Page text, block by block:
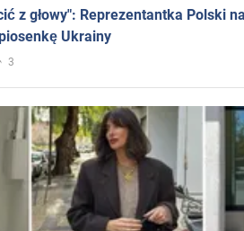
z głowy": Reprezentantka Polski
Ukrainy
3